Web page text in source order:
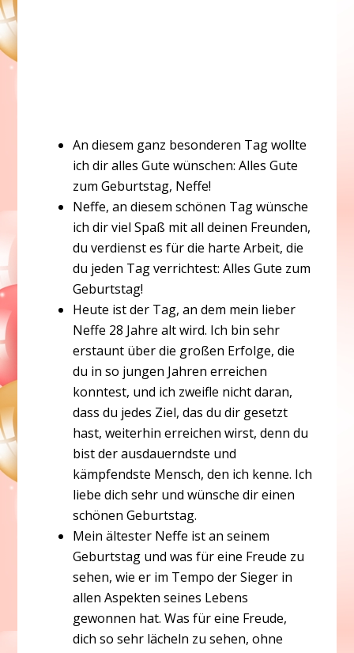
An diesem ganz besonderen Tag wollte
ich dir alles Gute wünschen: Alles Gute
zum Geburtstag, Neffe!
Neffe, an diesem schönen Tag wünsche
ich dir viel Spaß mit all deinen Freunden,
du verdienst es für die harte Arbeit, die
du jeden Tag verrichtest: Alles Gute zum
Geburtstag!
Heute ist der Tag, an dem mein lieber
Neffe 28 Jahre alt wird. Ich bin sehr
erstaunt über die großen Erfolge, die
du in so jungen Jahren erreichen
konntest, und ich zweifle nicht daran,
dass du jedes Ziel, das du dir gesetzt
hast, weiterhin erreichen wirst, denn du
bist der ausdauerndste und
kämpfendste Mensch, den ich kenne. Ich
liebe dich sehr und wünsche dir einen
schönen Geburtstag.
Mein ältester Neffe ist an seinem
Geburtstag und was für eine Freude zu
sehen, wie er im Tempo der Sieger in
allen Aspekten seines Lebens
gewonnen hat. Was für eine Freude,
dich so sehr lächeln zu sehen, ohne